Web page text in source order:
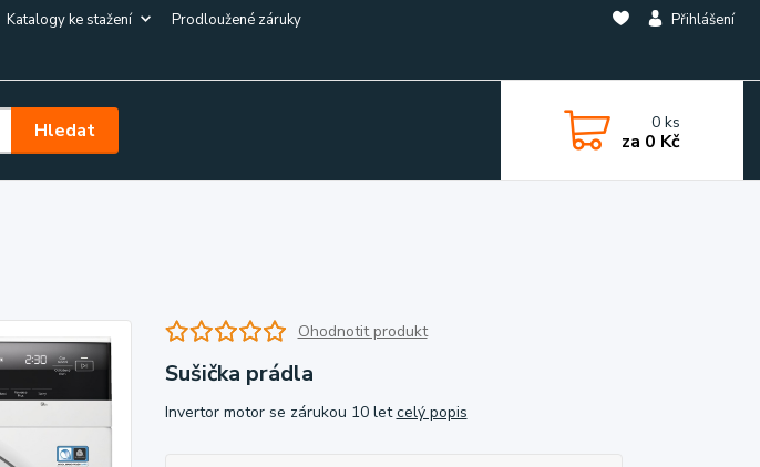
Katalogy ke stažení
Prodloužené záruky
Přihlášení
Hledat 0 ks
za 0 Kč
Ohodnotit produkt
Sušička prádla
Invertor motor se zárukou 10 letcelý popis